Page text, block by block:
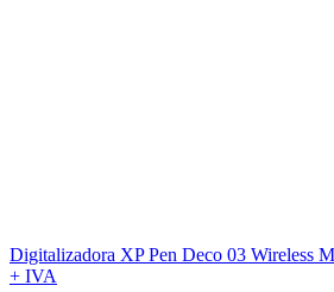
Digitalizadora XP Pen Deco 03 Wireless
+ IVA